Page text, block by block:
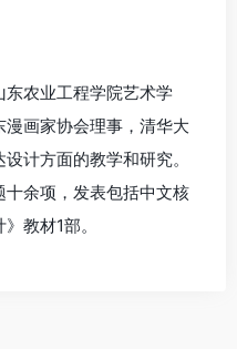
农业工程学院艺术学
画家协会理事，清华大
计方面的教学和研究。
余项，发表包括中文核
教材1部。